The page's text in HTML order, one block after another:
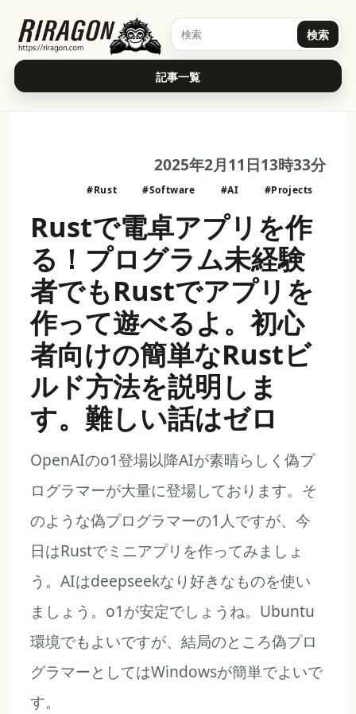
検索
記事一覧
2025年2月11日13時33分
#Rust #Software #AI #Projects
Rustで電卓アプリを作
る！プログラム未経験
者でもRustでアプリを
作って遊べるよ。初心
者向けの簡単なRustビ
ルド方法を説明しま
す。難しい話はゼロ
OpenAIのo1登場以降AIが素晴らしく偽プ
ログラマーが大量に登場しております。そ
のような偽プログラマーの1人ですが、今
日はRustでミニアプリを作ってみましょ
う。AIはdeepseekなり好きなものを使い
ましょう。o1が安定でしょうね。Ubuntu
環境でもよいですが、結局のところ偽プロ
グラマーとしてはWindowsが簡単でよいで
す。